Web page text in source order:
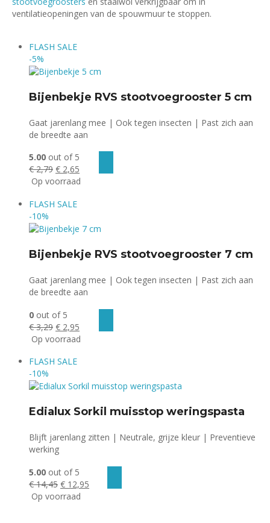
ventilatieopeningen van de spouwmuur te stoppen.
FLASH SALE
-5%
Bijenbekje RVS stootvoegrooster 5 cm
Gaat jarenlang mee | Ook tegen insecten | Past zich aan
de breedte aan
5.00 out of 5
€2,79 Oorspronkelijke
prijs
€ 2,79.
€ 2,65
prijs
Op voorraad
FLASH SALE
-10%
Bijenbekje RVS stootvoegrooster 7 cm
Gaat jarenlang mee | Ook tegen insecten | Past zich aan
de breedte aan
0 out of 5
€3,29 Oorspronkelijke
prijs
€ 3,29.
€ 2,95
prijs
Op voorraad
FLASH SALE
-10%
Edialux Sorkil muisstop weringspasta
Blijft jarenlang zitten | Neutrale, grijze kleur | Preventieve
werking
5.00 out of 5
€14,45 Oorspronkelijke
prijs
€ 12,95
Op voorraad